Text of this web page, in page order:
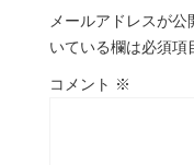
メールアドレスが公
いている欄は必須項
コメント ※